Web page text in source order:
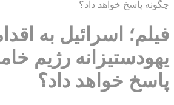
چگونه پاسخ خواهد داد؟
فیلم؛ اسرائیل به
یهودستیزانه رژیم
پاسخ خواهد داد؟